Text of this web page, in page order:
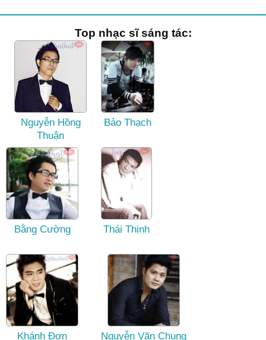
Top nhạc sĩ sáng tác:
Nguyễn Hồng
Thuận
Bảo Thạch
Bằng Cường Thái Thịnh
Khánh Đơn Nguyễn Văn Chung